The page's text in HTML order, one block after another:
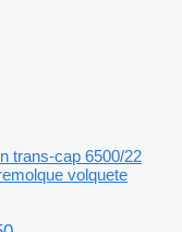
trans-cap 6500/22
volquete